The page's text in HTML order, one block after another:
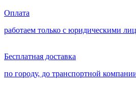
Оплата
работаем только с юридическими
Бесплатная доставка
по городу, до транспортной